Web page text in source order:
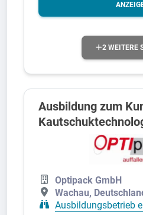
2 WEITERE
Ausbildung zum
Optipack GmbH
Wachau,
Ausbildungsbetrieb